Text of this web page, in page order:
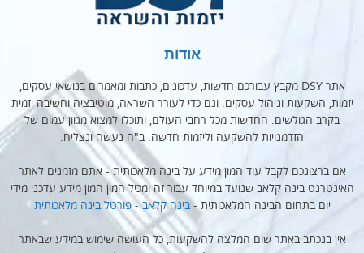
אודות
אתר DSY מקבץ עבורכם חדשות, עדכונים, כתבות ומאמרים בנושאי עסקים,
יזמות, השקעות וניהול עסקים. וגם כדי לעורר השראה, מוטיבציה וחשיבה יזמית
בקרב הגולשים. החדשות מכל רחבי העולם, ותוכלו למצוא מגוון עמום של
הזדמנויות להשקעה וליזמות חדשה. ב"ה נעשה ונצליח.
אם ברצונכם לקבל עוד המון מידע על בינה מלאכותית - אתם מזמנים לאתר
האינטרנט בינה קלאב שנועד במיוחד עבור זה ומכיל המון המון מידע עדכני מידי
יום בתחום הבינה המלאכותית -בינה קלאב - פורטל בינה מלאכותית
אין בנכתב באתר שום המלצה להשקעות, כל העושה שימוש במידע שבאתר